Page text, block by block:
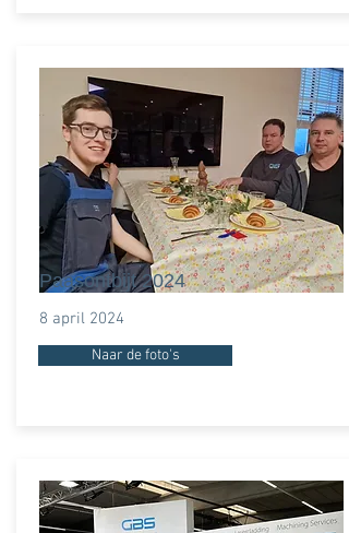
Paasontbijt 2024
8 april 2024
Naar de foto's